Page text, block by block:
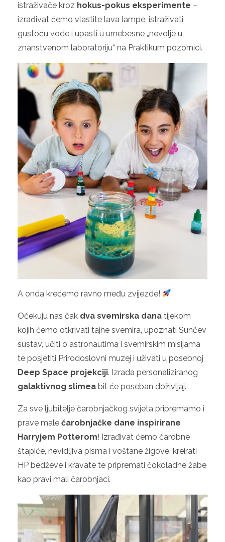
istraživače kroz hokus-pokus eksperimente –
izrađivat ćemo vlastite lava lampe, istraživati
gustoću vode i upasti u urnebesne „nevolje u
znanstvenom laboratoriju“ na Praktikum pozornici.
A onda krećemo ravno među zvijezde!
Očekuju nas čak dva svemirska dana tijekom
kojih ćemo otkrivati tajne svemira, upoznati Sunčev
sustav, učiti o astronautima i svemirskim misijama
te posjetiti Prirodoslovni muzej i uživati u posebnoj
Deep Space projekciji. Izrada personaliziranog
galaktivnog slimea bit će poseban doživljaj.
Za sve ljubitelje čarobnjačkog svijeta pripremamo i
prave male čarobnjačke dane inspirirane
Harryjem Potterom! Izrađivat ćemo čarobne
štapiće, nevidljiva pisma i voštane žigove, kreirati
HP bedževe i kravate te pripremati čokoladne žabe
kao pravi mali čarobnjaci.